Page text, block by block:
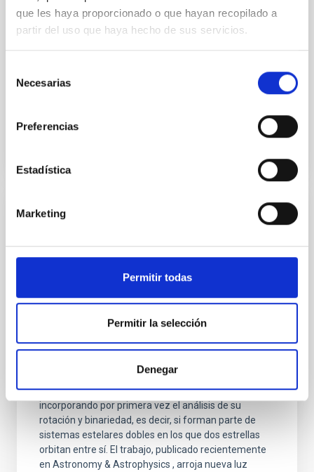
que les haya proporcionado o que hayan recopilado a
partir del uso que haya hecho de sus servicios.
Necesarias
Preferencias
Estadística
Marketing
Permitir todas
Permitir la selección
Denegar
estructural (MRI). Esta técnica consiste en
transformar información tridimensional del cerebro
en sonido, teniendo en cuenta las relaciones
espaciales y la estructura compleja de los datos. Para
desarrolladas
NOTA DE PRENSA
Vía Láctea sobre estrellas fugitivas
Investigadores del Instituto de Astrofísica de
Canarias (IAC), en colaboración con el Instituto de
Ciencias del Cosmos de la Universidad de Barcelona
(ICCUB) y el Instituto de Estudios Espaciales de
observacional realizado hasta la fecha sobre
estrellas fugitivas masivas en la Vía Láctea,
incorporando por primera vez el análisis de su
rotación y binariedad, es decir, si forman parte de
sistemas estelares dobles en los que dos estrellas
orbitan entre sí. El trabajo, publicado recientemente
en Astronomy & Astrophysics , arroja nueva luz